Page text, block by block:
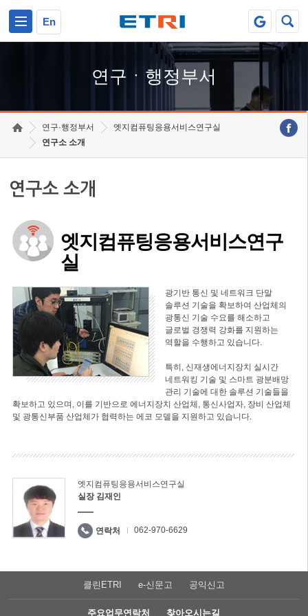
En
연구ㆍ행정부서
연구·행정부서
엣지컴퓨팅응용서비스연구실
연구소 소개
연구소 소개
엣지컴퓨팅응용서비스연구
실
광기반 통신 및 네트워크 단말
솔루션 기술을 확보하여 산업체의
광통신 기술 수요를 해소하고
글로벌 경쟁력 강화를 지원하는
역할을 수행하고 있습니다.
특히, 신재생에너지장치 실시간
네트워킹 기술 및 스마트 광분배망
관리 기술에 대한 솔루션 기술들을
확보하고 있으며, 이를 기반으로 에너지장치 산업체, 통신사업자, 장비 산업체
및 광통신부품 산업체가 협력하는 에코 모델을 지원하고 있습니다.
엣지컴퓨팅응용서비스연구실
실장 김재인
연락처 062-970-6629
클린ETRI e-신문고 공익신고
주요업무연락처 찾아오시는길